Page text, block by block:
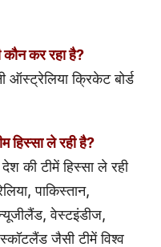
कर रहा है?
क्रिकेट बोर्ड
हिस्सा ले रही है?
की टीमें हिस्सा ले रही
पाकिस्तान,
वेस्टइंडीज,
जैसी टीमें विश्व